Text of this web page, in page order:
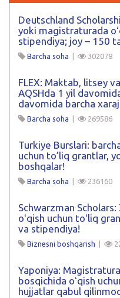
Deutschland
yoki magistraturada
stipendiya; joy – 150
Barcha soha 302078
FLEX: Maktab, litsey
AQSHda 1 yil
davomida barcha
Barcha soha 269586
Turkiye Burslari:
uchun to’liq grantlar,
boshqalar!
Barcha soha 236160
Schwarzman
oʻqish uchun toʻliq
va stipendiya!
Biznesni boshqarish
Yaponiya:
bosqichida oʻqish
hujjatlar qabul